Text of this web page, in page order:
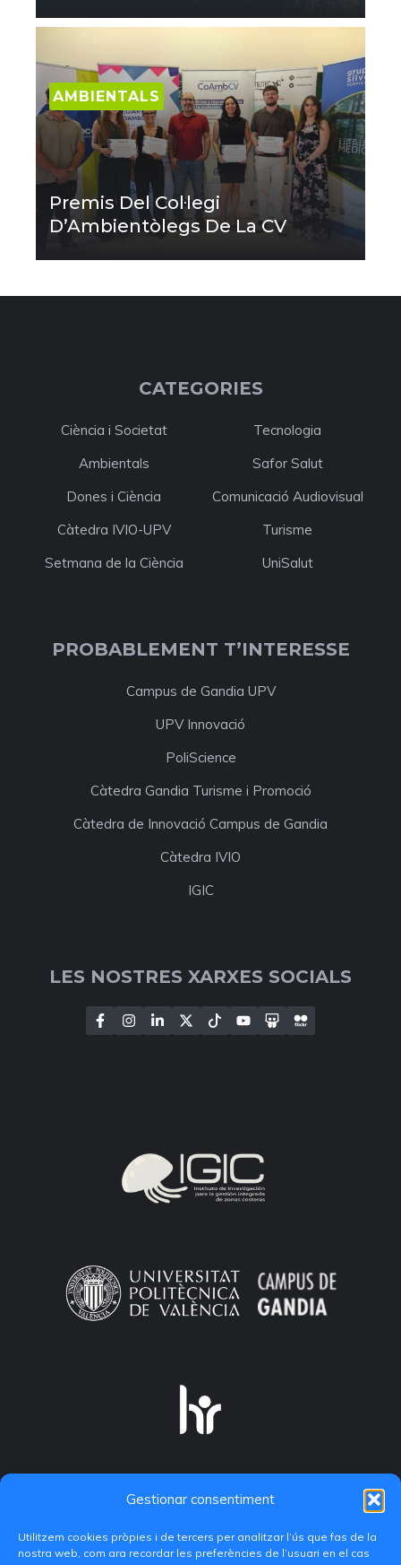
Gestionar consentiment
Utilitzem cookies pròpies i de tercers per analitzar l’ús que fas de la
nostra web, com ara recordar les preferències de l’usuari en el cas
AMBIENTALS
Premis Del Col·legi
D’Ambientòlegs De La CV
CATEGORIES
Ciència i Societat
Tecnologia
Ambientals
Safor Salut
Dones i Ciència
Comunicació Audiovisual
Càtedra IVIO-UPV
Turisme
Setmana de la Ciència
UniSalut
PROBABLEMENT T’INTERESSE
Campus de Gandia UPV
UPV Innovació
PoliScience
Càtedra Gandia Turisme i Promoció
Càtedra de Innovació Campus de Gandia
Càtedra IVIO
IGIC
LES NOSTRES XARXES SOCIALS